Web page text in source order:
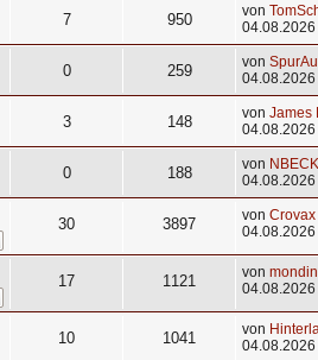
7 950 von
04.08.2026
0 259 von
04.08.2026
3 148 von James
0 188 von NBECK
30 3897 von Crovax
17 1121 von
10 1041 von